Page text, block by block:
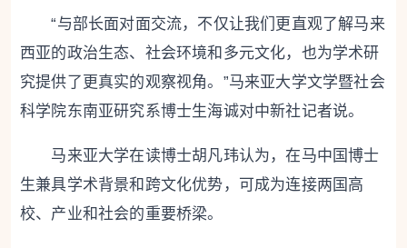
“与部长面对面交流，不仅让我们更直观了解马来
西亚的政治生态、社会环境和多元文化，也为学术研
究提供了更真实的观察视角。”马来亚大学文学暨社会
科学院东南亚研究系博士生海诚对中新社记者说。
马来亚大学在读博士胡凡玮认为，在马中国博士
生兼具学术背景和跨文化优势，可成为连接两国高
校、产业和社会的重要桥梁。